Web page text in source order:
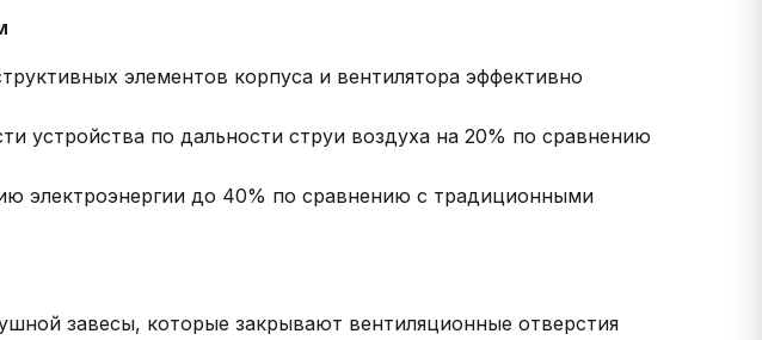
элементов корпуса и вентилятора эффективно
устройства по дальности струи воздуха на 20% по сравнению
электроэнергии до 40% по сравнению с традиционными
завесы, которые закрывают вентиляционные отверстия